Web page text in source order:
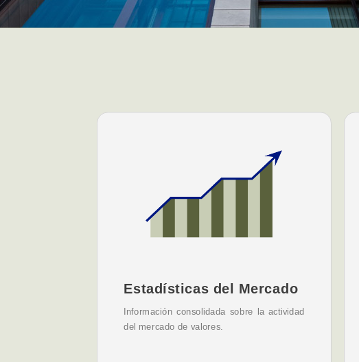
Estadísticas del Mercado
Información consolidada sobre la actividad
del mercado de valores.